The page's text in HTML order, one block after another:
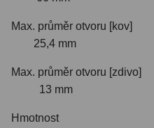
Max.
25,4 mm
Max. průměr
13 mm